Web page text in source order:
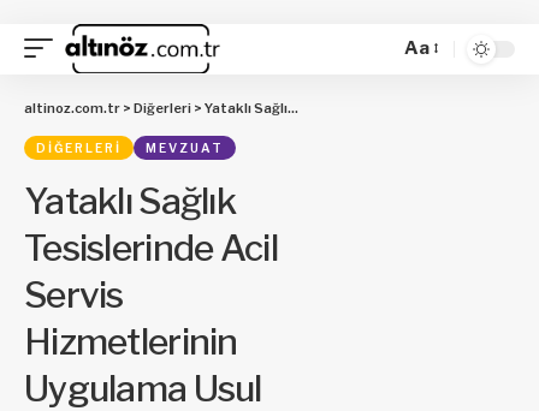
Aa
altinoz.com.tr > Diğerleri > Yataklı Sağlık Tesislerinde Acil Servis Hizmetlerinin Uygulama Usul ve Esasları Hakkında Tebliğ
DIĞERLERI MEVZUAT
Yataklı Sağlık
Tesislerinde Acil
Servis
Hizmetlerinin
Uygulama Usul